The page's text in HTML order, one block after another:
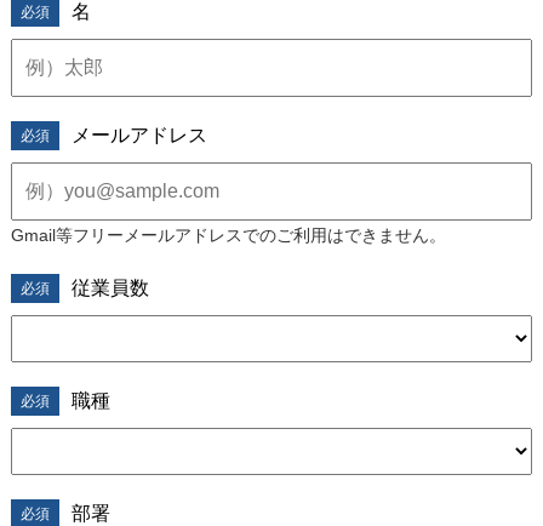
o
i
n
h
e
s
i
t
.
名
メールアドレス
Gmail等フリーメールアドレスでのご利用はできません。
従業員数
職種
部署